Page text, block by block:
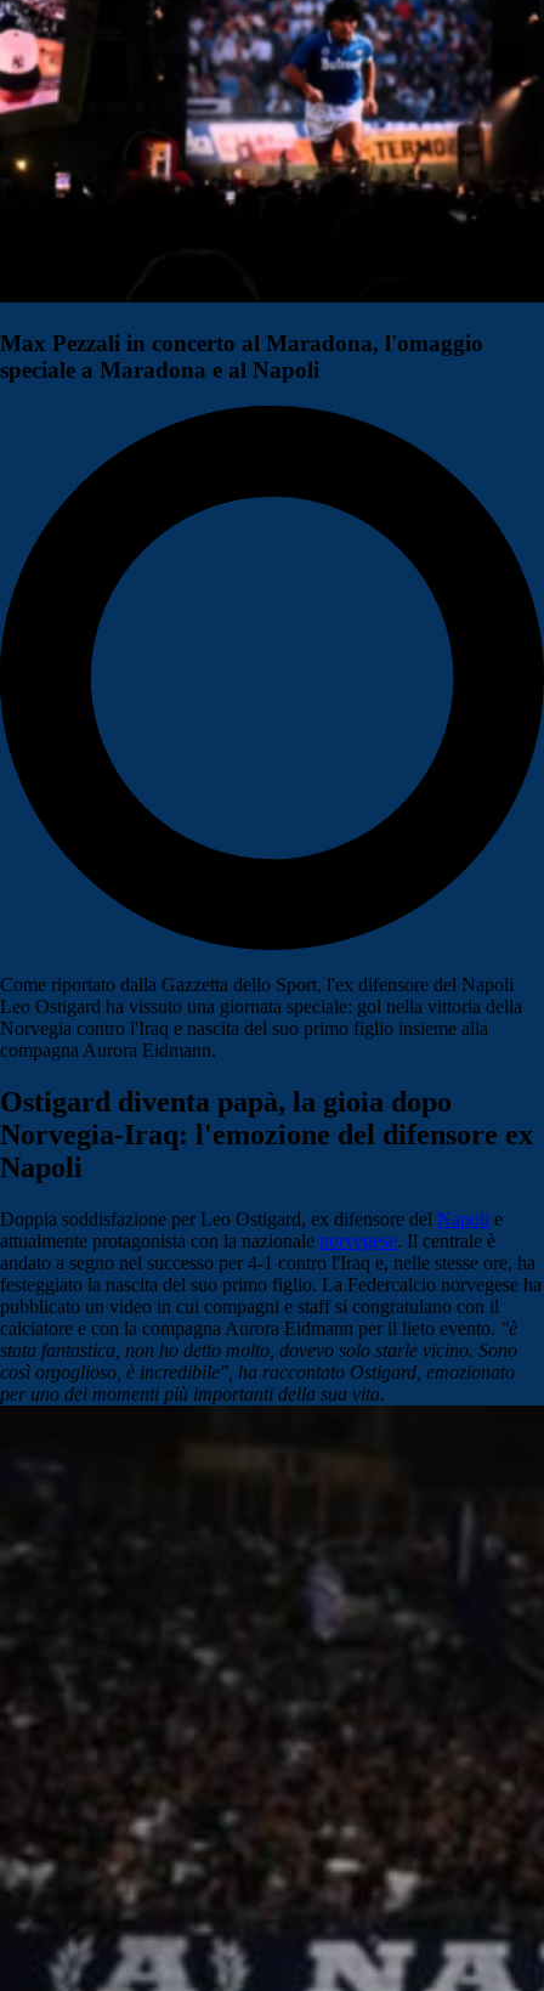
Max Pezzali in concerto al Maradona, l'omaggio
speciale a Maradona e al Napoli
Come riportato dalla Gazzetta dello Sport, l'ex difensore del Napoli
Leo Ostigard ha vissuto una giornata speciale: gol nella vittoria della
Norvegia contro l'Iraq e nascita del suo primo figlio insieme alla
compagna Aurora Eidmann.
Ostigard diventa papà, la gioia dopo
Norvegia-Iraq: l'emozione del difensore ex
Napoli
Doppia soddisfazione per Leo Ostigard, ex difensore del Napoli e
attualmente protagonista con la nazionale norvegese. Il centrale è
andato a segno nel successo per 4-1 contro l'Iraq e, nelle stesse ore, ha
festeggiato la nascita del suo primo figlio. La Federcalcio norvegese ha
pubblicato un video in cui compagni e staff si congratulano con il
calciatore e con la compagna Aurora Eidmann per il lieto evento. "è
stata fantastica, non ho detto molto, dovevo solo starle vicino. Sono
così orgoglioso, è incredibile", ha raccontato Ostigard, emozionato
per uno dei momenti più importanti della sua vita.